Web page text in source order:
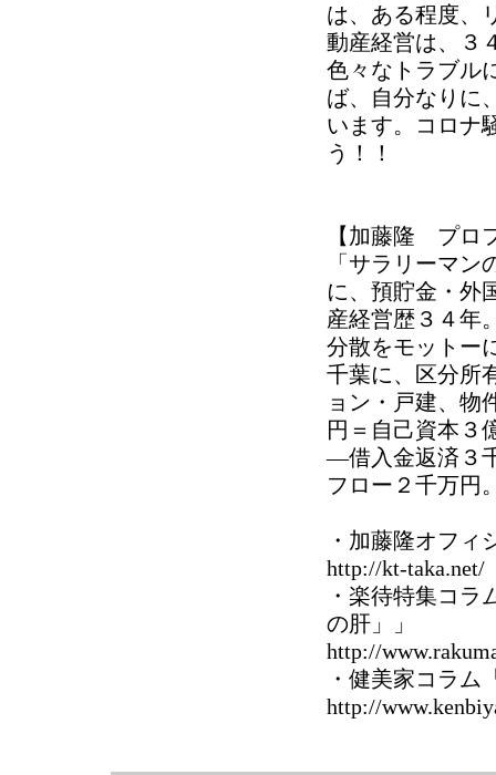
は、ある程度、
動産経営は、３
色々なトラブル
ば、自分なりに
います。コロナ
う！！
【加藤隆 プロ
「サラリーマ
に、預貯金・外
産経営歴３４年
分散をモットー
千葉に、区分所
ョン・戸建、物
円＝自己資本３
―借入金返済３
フロー２千万円
・加藤隆オフィ
http://kt-taka.net/
・楽待特集コラ
の肝」」
http://
・健美家コラム
http://